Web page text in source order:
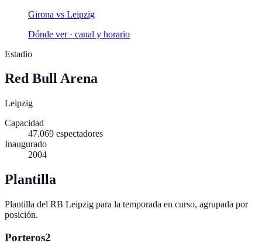
Girona vs Leipzig
Dónde ver · canal y horario
Estadio
Red Bull Arena
Leipzig
Capacidad
47.069 espectadores
Inaugurado
2004
Plantilla
Plantilla del RB Leipzig para la temporada en curso, agrupada por
posición.
Porteros2